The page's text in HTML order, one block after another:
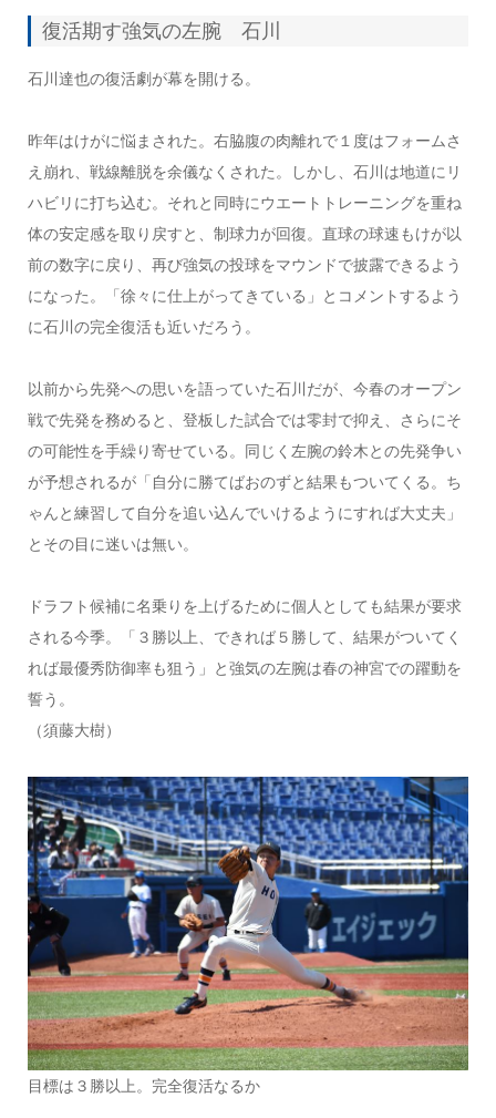
復活期す強気の左腕 石川
石川達也の復活劇が幕を開ける。
昨年はけがに悩まされた。右脇腹の肉離れで１度はフォームさ
え崩れ、戦線離脱を余儀なくされた。しかし、石川は地道にリ
ハビリに打ち込む。それと同時にウエートトレーニングを重ね
体の安定感を取り戻すと、制球力が回復。直球の球速もけが以
前の数字に戻り、再び強気の投球をマウンドで披露できるよう
になった。「徐々に仕上がってきている」とコメントするよう
に石川の完全復活も近いだろう。
以前から先発への思いを語っていた石川だが、今春のオープン
戦で先発を務めると、登板した試合では零封で抑え、さらにそ
の可能性を手繰り寄せている。同じく左腕の鈴木との先発争い
が予想されるが「自分に勝てばおのずと結果もついてくる。ち
ゃんと練習して自分を追い込んでいけるようにすれば大丈夫」
とその目に迷いは無い。
ドラフト候補に名乗りを上げるために個人としても結果が要求
される今季。「３勝以上、できれば５勝して、結果がついてく
れば最優秀防御率も狙う」と強気の左腕は春の神宮での躍動を
誓う。
（須藤大樹）
目標は３勝以上。完全復活なるか